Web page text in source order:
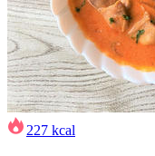
227 kcal